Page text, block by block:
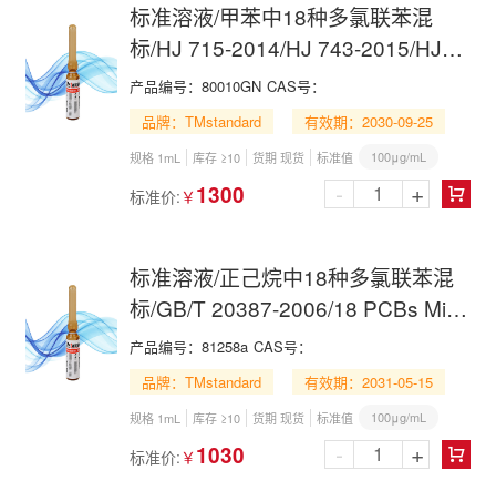
标准溶液/甲苯中18种多氯联苯混
标/HJ 715-2014/HJ 743-2015/HJ
891-2017/HJ 922-2017/18 PCBs
Mix in Toluene
产品编号： 80010GN CAS号：
品牌：TMstandard
有效期：2030-09-25
规格 1mL 库存 ≥10 货期 现货 标准值 100μg/mL
标准价: ￥ 1300 
- +
标准溶液/正己烷中18种多氯联苯混
标/GB/T 20387-2006/18 PCBs Mix
in n-Hexane
产品编号： 81258a CAS号：
品牌：TMstandard
有效期：2031-05-15
规格 1mL 库存 ≥10 货期 现货 标准值 100μg/mL
标准价: ￥ 1030 
- +